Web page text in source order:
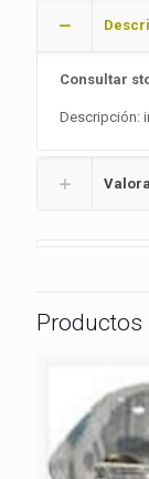
Consultar
Descripción: